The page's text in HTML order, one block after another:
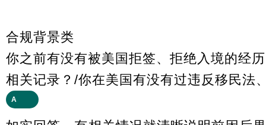
合规背景类
你之前有没有被美国拒签、拒绝入境的经
相关记录？/你在美国有没有过违反移民法
A